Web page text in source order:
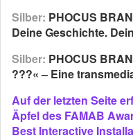
Silber: PHOCUS
Deine Geschichte.
Silber: PHOCUS
???« – Eine
Auf der letzten Seite
Äpfel des FAMAB
Best Interactive